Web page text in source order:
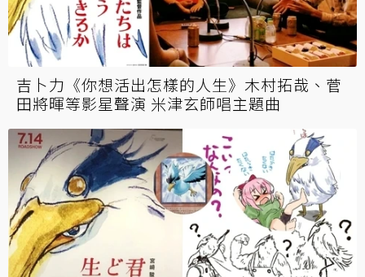
吉卜力《你想活出怎樣的人生》木村拓哉、菅
田將暉等影星聲演 米津玄師唱主題曲